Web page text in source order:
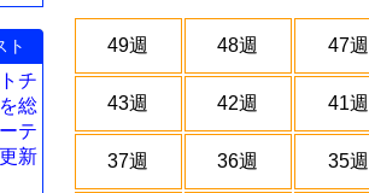
ト
チ
総
テ
新
49週 48週 47週
43週 42週 41週
37週 36週 35週